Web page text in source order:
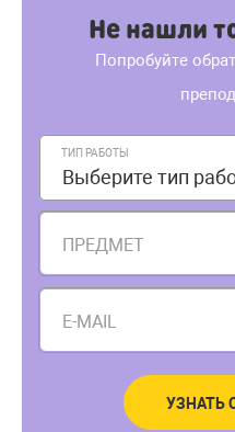
Не нашли
Попробуйте
ТИП РАБОТЫ
Выберите тип
ПРЕДМЕТ
E-MAIL
УЗНАТЬ